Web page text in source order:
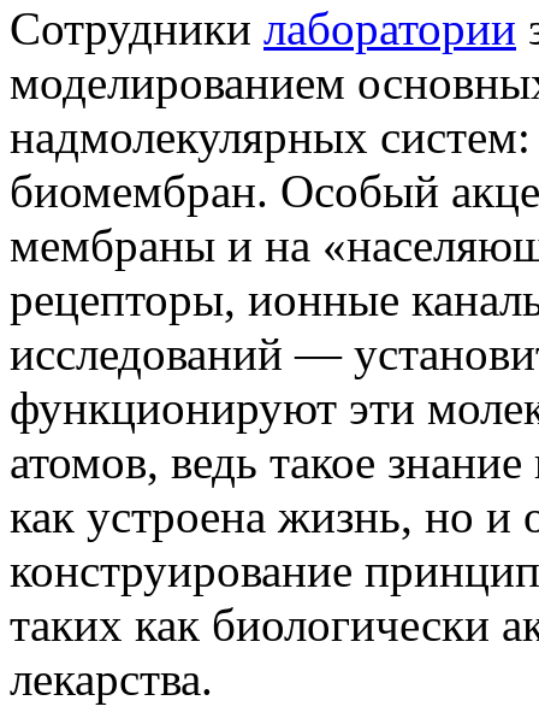
Сотрудники лаборатории
моделированием
надмолекулярных
биомембран. Особый
мембраны и на
рецепторы, ионные
исследований —
функционируют эти
атомов, ведь такое
как устроена жизнь, но и
конструирование
таких как биологически
лекарства.